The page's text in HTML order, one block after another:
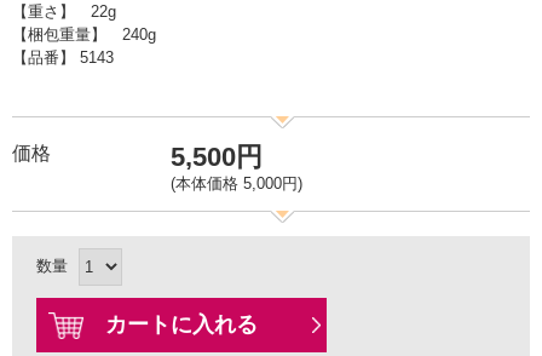
【重さ】 22g
【梱包重量】 240g
【品番】 5143
価格 5,500円
(本体価格 5,000円)
数量
カートに入れる